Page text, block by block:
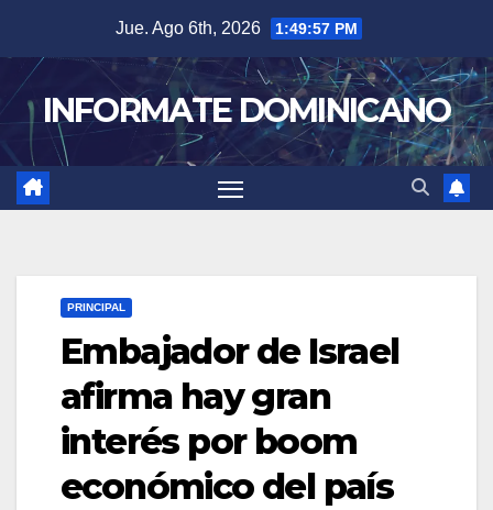
content
Jue. Ago 6th, 2026 1:49:58 PM
INFORMATE DOMINICANO
PRINCIPAL
Embajador de Israel
afirma hay gran
interés por boom
económico del país